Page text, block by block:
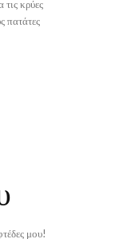
κρύες
μου!